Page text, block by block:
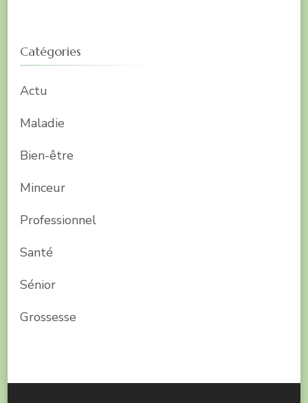
Catégories
Actu
Maladie
Bien-être
Minceur
Professionnel
Santé
Sénior
Grossesse